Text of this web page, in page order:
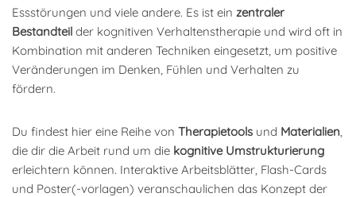
Essstörungen und viele andere. Es ist ein zentraler
Bestandteil der kognitiven Verhaltenstherapie und wird oft in
Kombination mit anderen Techniken eingesetzt, um positive
Veränderungen im Denken, Fühlen und Verhalten zu
fördern.
Du findest hier eine Reihe von Therapietools und Materialien
die dir die Arbeit rund um die kognitive Umstrukturierung
erleichtern können. Interaktive Arbeitsblätter, Flash-Cards
und Poster(-vorlagen) veranschaulichen das Konzept der